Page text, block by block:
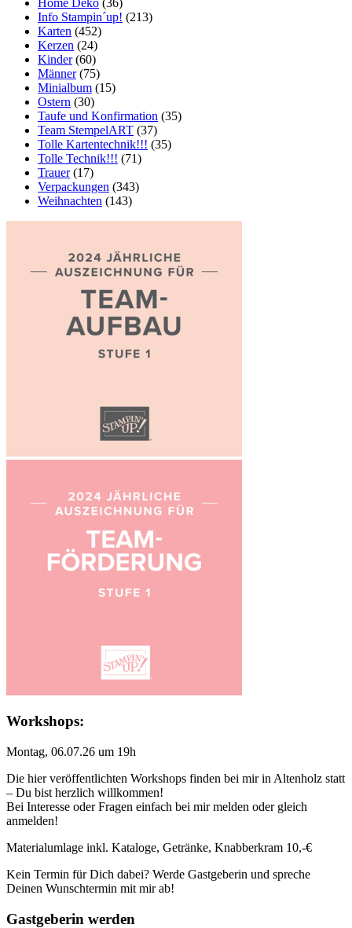
Info Stampin´up! (213)
Karten (452)
Kerzen (24)
Kinder(60)
Männer(75)
Minialbum (15)
Ostern (30)
Taufe und Konfirmation (35)
Team StempelART (37)
Tolle Kartentechnik!!! (35)
Tolle Technik!!! (71)
Trauer(17)
Verpackungen (343)
Weihnachten (143)
Workshops:
Montag, 06.07.26 um 19h
Die hier veröffentlichten Workshops finden bei mir in Altenholz statt
– Du bist herzlich willkommen!
Bei Interesse oder Fragen einfach bei mir melden oder gleich
anmelden!
Materialumlage inkl. Kataloge, Getränke, Knabberkram 10,-€
Kein Termin für Dich dabei? Werde Gastgeberin und spreche
Deinen Wunschtermin mit mir ab!
Gastgeberin werden